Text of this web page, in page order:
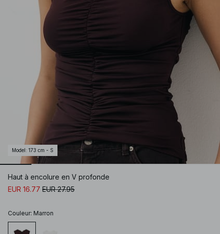
Model : 173 cm - S
Haut à encolure en V profonde
EUR 16.77 EUR 27.95
Couleur: Marron